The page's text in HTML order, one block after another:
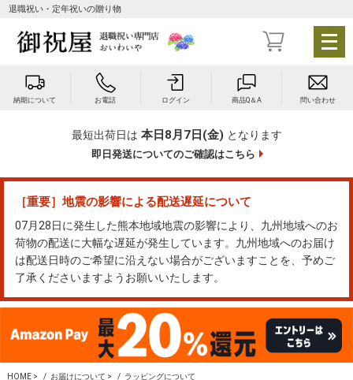
メ
ニ
ー
を
退職祝い・定年祝いの贈り物
納期について お電話 ログイン 商品Q＆A 問い合わせ
最短出荷日は 本日8月7日(金) となります
即日発送についてのご確認はこちら
［重要］地震の影響による配送遅延について
07月28日に発生した熊本地域地震の影響により、九州地域へのお
荷物の配送に大幅な遅延が発生しています。九州地域へのお届け
は配送日時のご希望に沿えない場合がございますことを、予めご
了承くださいますようお願いいたします。
HOME> お届けについて > ラッピングについて